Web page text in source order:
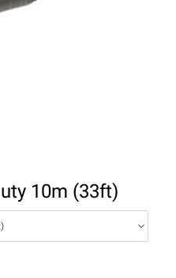
10m (33ft)